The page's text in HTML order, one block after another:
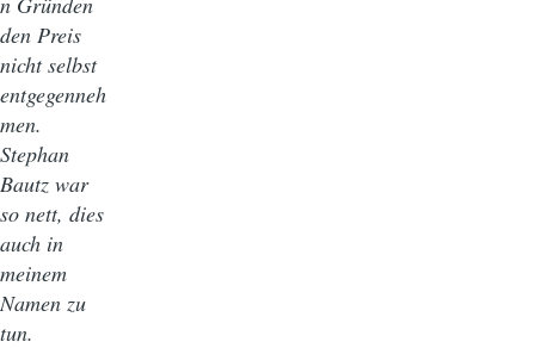
den Preis
nicht selbst
entgegenneh
men.
Stephan
Bautz war
so nett, dies
auch in
meinem
Namen zu
tun.